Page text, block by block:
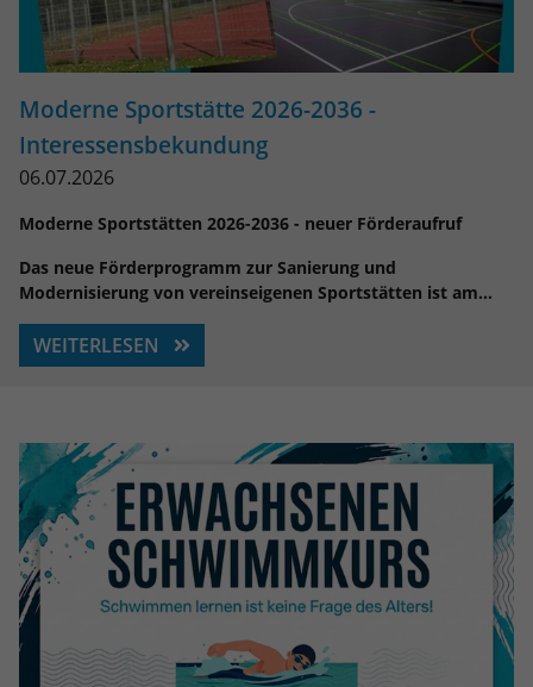
Moderne Sportstätte 2026-2036 -
Interessensbekundung
06.07.2026
Moderne Sportstätten 2026-2036 - neuer Förderaufruf
Das neue Förderprogramm zur Sanierung und
Modernisierung von vereinseigenen Sportstätten ist am…
WEITERLESEN
eines Analyseberichts darüber, wie es
der Website geht. Die erhobenen Daten
umfassen die Anzahl der Besucher, die
Seiten in anonymisierter Form.
Name
Anbieter
Laufzeit 2 Jahre
Zweck
Wird verwendet, um den Sitzungsstatus
zu erhalten.